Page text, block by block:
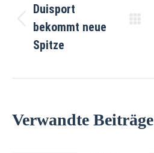
Duisport
bekommt neue
Spitze
Verwandte Beiträge